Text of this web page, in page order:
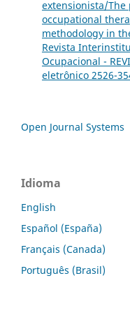
extensionista/The
occupational
methodology in
Revista
Ocupacional -
eletrônico 2526-
Open Journal Systems
Idioma
English
Español (España)
Français (Canada)
Português (Brasil)